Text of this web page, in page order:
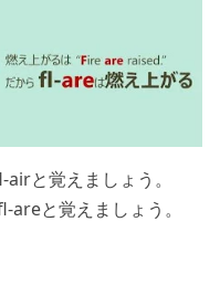
と覚えましょう。
と覚えましょう。